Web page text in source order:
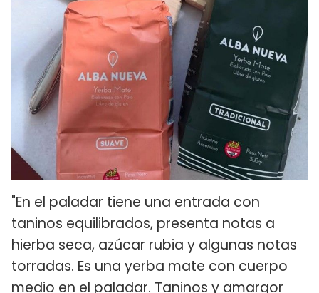
"En el paladar tiene una entrada con
taninos equilibrados, presenta notas a
hierba seca, azúcar rubia y algunas notas
torradas. Es una yerba mate con cuerpo
medio en el paladar. Taninos y amargor